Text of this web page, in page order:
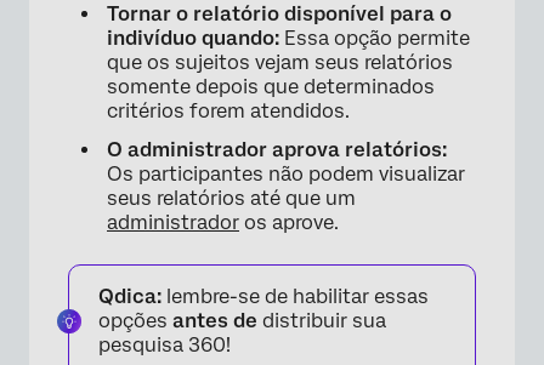
Tornar o relatório disponível para o
indivíduo quando: Essa opção permite
que os sujeitos vejam seus relatórios
somente depois que determinados
critérios forem atendidos.
O administrador aprova relatórios:
Os participantes não podem visualizar
seus relatórios até que um
administrador os aprove.
Qdica: lembre-se de habilitar essas
opções antes de distribuir sua
pesquisa 360!